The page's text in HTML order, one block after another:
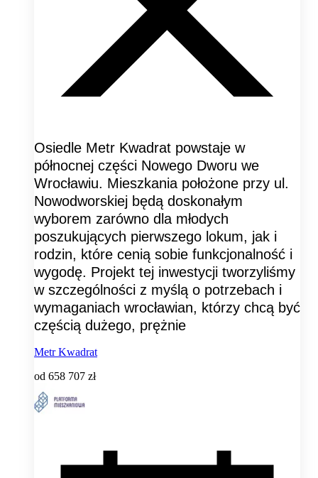
Osiedle Metr Kwadrat powstaje w
północnej części Nowego Dworu we
Wrocławiu. Mieszkania położone przy ul.
Nowodworskiej będą doskonałym
wyborem zarówno dla młodych
poszukujących pierwszego lokum, jak i
rodzin, które cenią sobie funkcjonalność i
wygodę. Projekt tej inwestycji tworzyliśmy
w szczególności z myślą o potrzebach i
wymaganiach wrocławian, którzy chcą być
częścią dużego, prężnie
Metr Kwadrat
od 658 707 zł